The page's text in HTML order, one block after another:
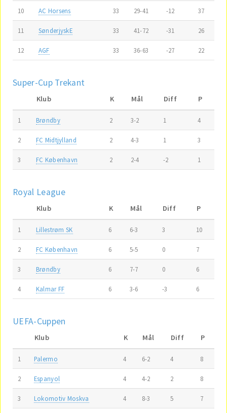
10 AC Horsens 33 29-41 -12 37
11 SønderjyskE 33 41-72 -31 26
12 AGF 33 36-63 -27 22
Super-Cup Trekant
Klub K Mål Diff P
1 Brøndby 2 3-2 1 4
2 FC Midtjylland 2 4-3 1 3
3 FC København 2 2-4 -2 1
Royal League
Klub K Mål Diff P
1 Lillestrøm SK 6 6-3 3 10
2 FC København 6 5-5 0 7
3 Brøndby 6 7-7 0 6
4 Kalmar FF 6 3-6 -3 6
UEFA-Cuppen
Klub K Mål Diff P
1 Palermo 4 6-2 4 8
2 Espanyol 4 4-2 2 8
3 Lokomotiv Moskva 4 8-3 5 7